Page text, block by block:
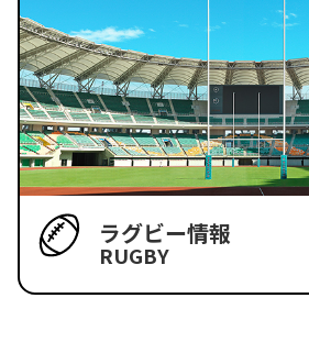
ラグビー情報
RUGBY